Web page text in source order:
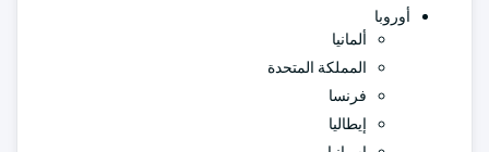
أوروبا
ألمانيا
المملكة المتحدة
فرنسا
إيطاليا